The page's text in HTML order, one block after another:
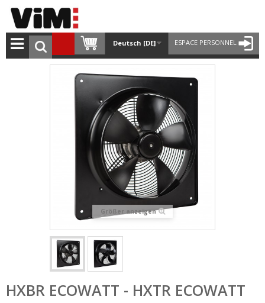
ESPACE PERSONNEL
Deutsch [DE]
Größer anzeigen
HXBR ECOWATT - HXTR ECOWATT